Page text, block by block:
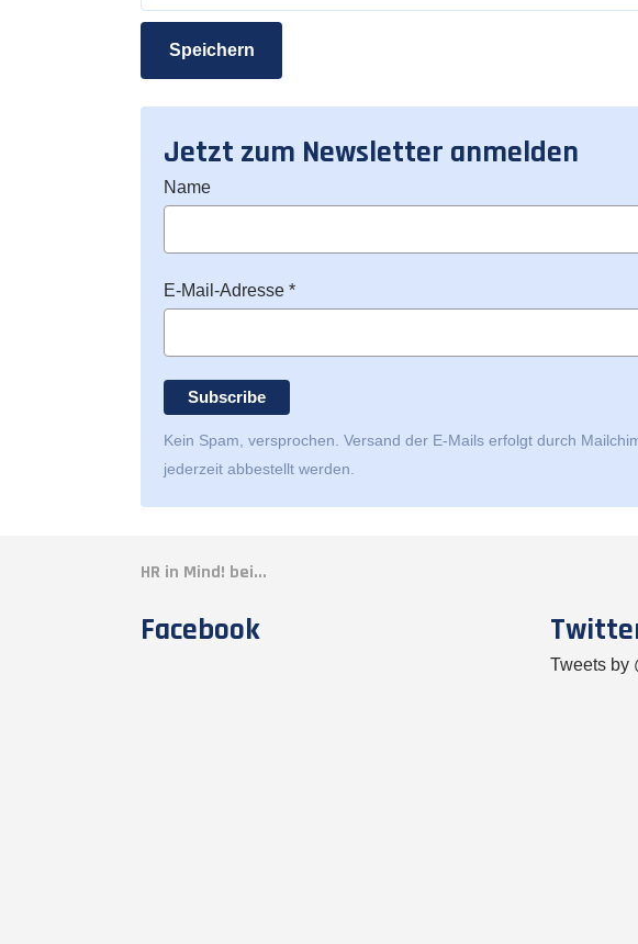
Speichern
Jetzt zum Newsletter anmelden
Name
E-Mail-Adresse *
Kein Spam, versprochen. Versand der E-Mails erfolgt durch
jederzeit abbestellt werden.
HR in Mind! bei...
Facebook
Tweets by